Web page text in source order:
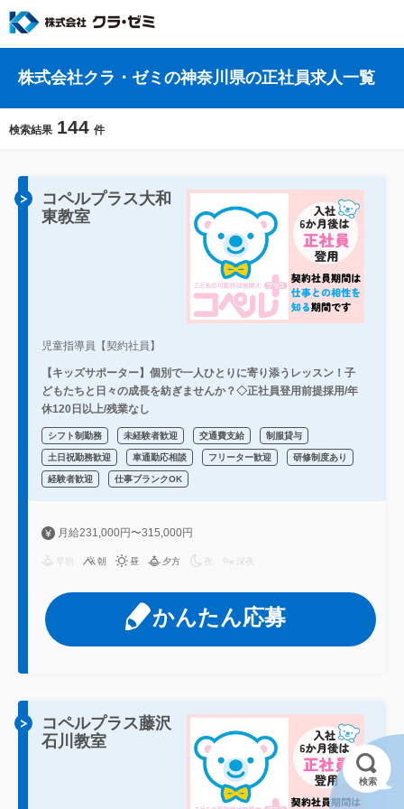
株式会社クラ・ゼミの神奈川県の正社員求人一覧
検索結果 144 件
コペルプラス大和
東教室
児童指導員【契約社員】
【キッズサポーター】個別で一人ひとりに寄り添うレッスン！子
どもたちと日々の成長を紡ぎませんか？◇正社員登用前提採用/年
休120日以上/残業なし
シフト制勤務 未経験者歓迎 交通費支給 制服貸与
土日祝勤務歓迎 車通勤応相談 フリーター歓迎 研修制度あり
経験者歓迎 仕事ブランクOK
月給231,000円〜315,000円
朝 昼 夕方 夜 深夜
かんたん応募
コペルプラス藤沢
石川教室
検索